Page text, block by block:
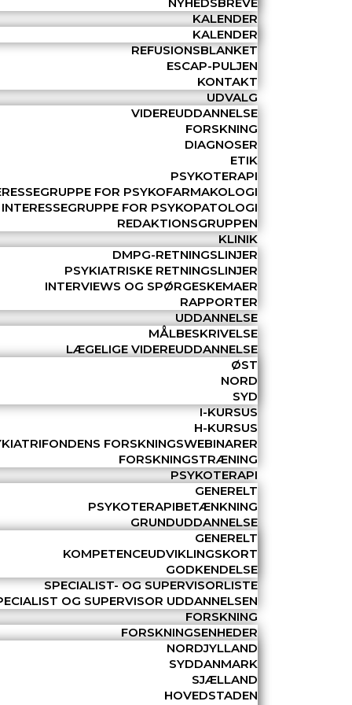
KALENDER
KALENDER
REFUSIONSBLANKET
ESCAP-PULJEN
KONTAKT
UDVALG
VIDEREUDDANNELSE
FORSKNING
DIAGNOSER
ETIK
PSYKOTERAPI
FOR PSYKOFARMAKOLOGI
INTERESSEGRUPPE FOR PSYKOPATOLOGI
REDAKTIONSGRUPPEN
KLINIK
DMPG-RETNINGSLINJER
PSYKIATRISKE RETNINGSLINJER
INTERVIEWS OG SPØRGESKEMAER
RAPPORTER
UDDANNELSE
MÅLBESKRIVELSE
LÆGELIGE VIDEREUDDANNELSE
ØST
NORD
SYD
I-KURSUS
H-KURSUS
FORSKNINGSWEBINARER
FORSKNINGSTRÆNING
PSYKOTERAPI
GENERELT
PSYKOTERAPIBETÆNKNING
GRUNDUDDANNELSE
GENERELT
KOMPETENCEUDVIKLINGSKORT
GODKENDELSE
SPECIALIST- OG SUPERVISORLISTE
OG SUPERVISOR UDDANNELSEN
FORSKNING
FORSKNINGSENHEDER
NORDJYLLAND
SYDDANMARK
SJÆLLAND
HOVEDSTADEN